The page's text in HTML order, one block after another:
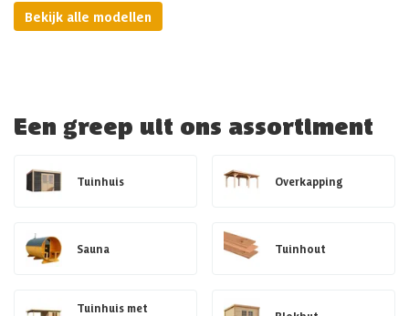
Bekijk alle modellen
Een greep uit ons assortiment
Tuinhuis Overkapping
Sauna Tuinhout
Tuinhuis met